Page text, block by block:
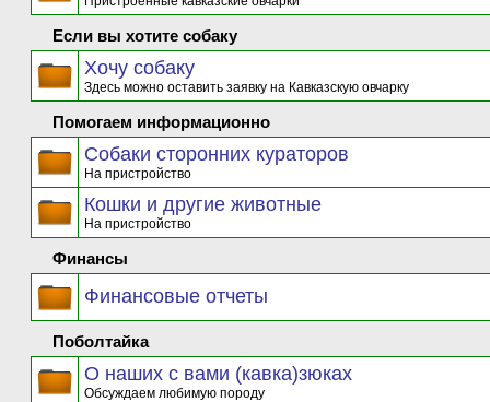
Если вы хотите собаку
Хочу собаку
Здесь можно оставить заявку на Кавказскую овчарку
Помогаем информационно
Собаки сторонних кураторов
На пристройство
Кошки и другие животные
На пристройство
Финансы
Финансовые отчеты
Поболтайка
О наших с вами (кавка)зюках
Обсуждаем любимую породу